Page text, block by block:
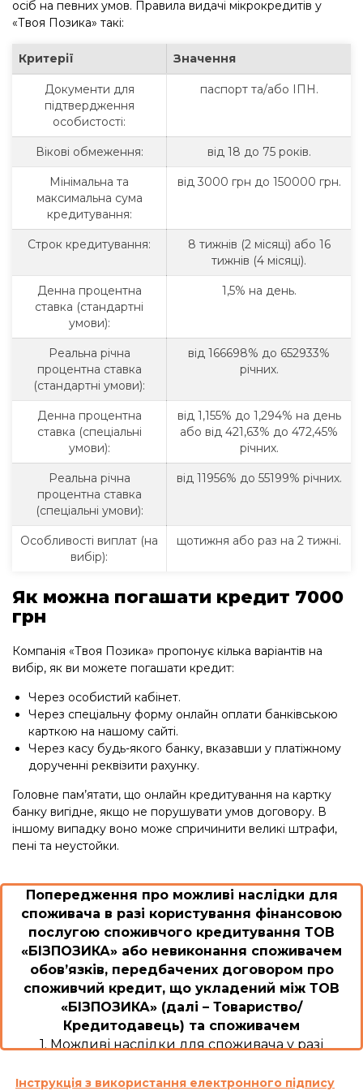
осіб на певних умов. Правила видачі мікрокредитів у
«Твоя Позика» такі:
Критерії Значення
Документи для
підтвердження
особистості:
паспорт та/або ІПН.
Вікові обмеження: від 18 до 75 років.
Мінімальна та
максимальна сума
кредитування:
від 3000 грн до 150000 грн.
Строк кредитування:
8 тижнів (2 місяці) або 16
тижнів (4 місяці).
Денна процентна
ставка (стандартні
умови):
1,5% на день.
Реальна річна
процентна ставка
(стандартні умови):
від 166698% до 652933%
річних.
Денна процентна
ставка (спеціальні
умови):
від 1,155% до 1,294% на день
або від 421,63% до 472,45%
річних.
Реальна річна
процентна ставка
(спеціальні умови):
від 11956% до 55199% річних.
Особливості виплат (на
вибір):
щотижня або раз на 2 тижні.
Як можна погашати кредит 7000
грн
Компанія «Твоя Позика» пропонує кілька варіантів на
вибір, як ви можете погашати кредит:
Через особистий кабінет.
Через спеціальну форму онлайн оплати банківською
карткою на нашому сайті.
Через касу будь-якого банку, вказавши у платіжному
дорученні реквізити рахунку.
Головне пам’ятати, що онлайн кредитування на картку
банку вигідне, якщо не порушувати умов договору. В
іншому випадку воно може спричинити великі штрафи,
пені та неустойки.
Попередження про можливі наслідки для
споживача в разі користування фінансовою
послугою споживчого кредитування ТОВ
«БІЗПОЗИКА» або невиконання споживачем
обов’язків, передбачених договором про
споживчий кредит, що укладений між ТОВ
«БІЗПОЗИКА» (далі – Товариство/
Кредитодавець) та споживачем
1. Можливі наслідки для споживача у разі
невиконання ним обов’язків згідно з договором
Інструкція з використання електронного підпису